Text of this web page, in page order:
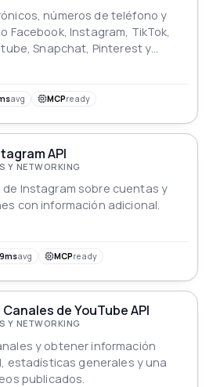
números de teléfono y
Facebook, Instagram, TikTok,
Snapchat, Pinterest y
en tiempo real.
avg MCPready
API
Y NETWORKING
Instagram sobre cuentas y
con información adicional.
avg MCPready
de YouTube API
Y NETWORKING
y obtener información
estadísticas generales y una
publicados.